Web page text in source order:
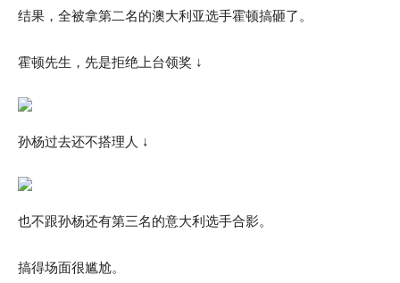
结果，全被拿第二名的澳大利亚选手霍顿搞砸了。
霍顿先生，先是拒绝上台领奖 ↓
孙杨过去还不搭理人 ↓
也不跟孙杨还有第三名的意大利选手合影。
搞得场面很尴尬。